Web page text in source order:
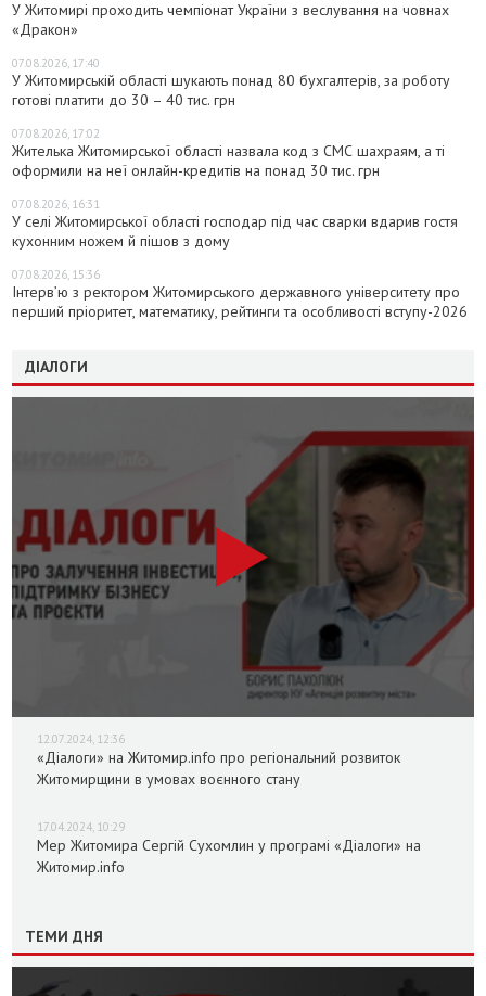
У Житомирі проходить чемпіонат України з веслування на човнах
«Дракон»
07.08.2026, 17:40
У Житомирській області шукають понад 80 бухгалтерів, за роботу
готові платити до 30 – 40 тис. грн
07.08.2026, 17:02
Жителька Житомирської області назвала код з СМС шахраям, а ті
оформили на неї онлайн-кредитів на понад 30 тис. грн
07.08.2026, 16:31
У селі Житомирської області господар під час сварки вдарив гостя
кухонним ножем й пішов з дому
07.08.2026, 15:36
Інтерв’ю з ректором Житомирського державного університету про
перший пріоритет, математику, рейтинги та особливості вступу-2026
ДІАЛОГИ
12.07.2024, 12:36
«Діалоги» на Житомир.info про регіональний розвиток
Житомирщини в умовах воєнного стану
17.04.2024, 10:29
Мер Житомира Сергій Сухомлин у програмі «Діалоги» на
Житомир.info
ТЕМИ ДНЯ